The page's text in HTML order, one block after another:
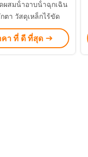
ผสมน้ําอาบน้ําฉุกเฉิน
ตา วัสดุเหล็กไร้ขัด
คา ที่ ดี ที่สุด